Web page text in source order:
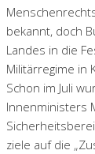
bekannt, doch
Landes in die
Militärregime in
Schon im Juli
Innenministers
ziele auf die